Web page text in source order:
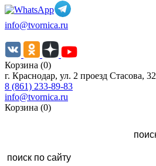
info@tvornica.ru
Корзина (0)
г. Краснодар, ул. 2 проезд Стасова, 32
8 (861) 233-89-83
info@tvornica.ru
Корзина (0)